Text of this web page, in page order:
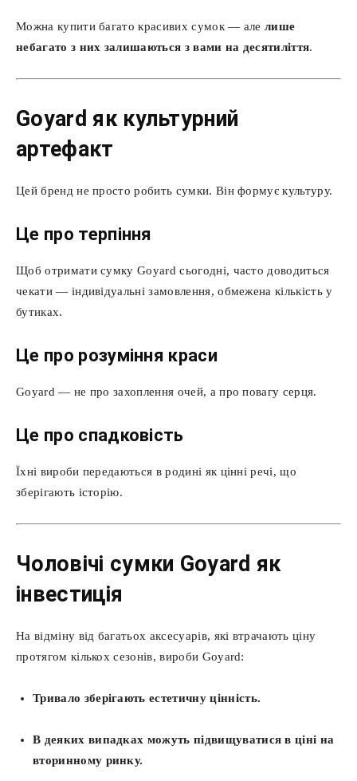
Можна купити багато красивих сумок — алелише
небагато з них залишаються з вами на десятиліття.
Goyard як культурний
артефакт
Цей бренд не просто робить сумки. Він формує культуру.
Це про терпіння
Щоб отримати сумку Goyard сьогодні, часто доводиться
чекати — індивідуальні замовлення, обмежена кількість у
бутиках.
Це про розуміння краси
Goyard — не про захоплення очей, а про повагу серця.
Це про спадковість
Їхні вироби передаються в родині як цінні речі, що
зберігають історію.
Чоловічі сумки Goyard як
інвестиція
На відміну від багатьох аксесуарів, які втрачають ціну
протягом кількох сезонів, вироби Goyard:
Тривало зберігають естетичну цінність.
В деяких випадках можуть підвищуватися в ціні на
вторинному ринку.